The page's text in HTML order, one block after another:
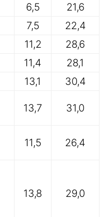
6,5
21,6
7,5
22,4
11,2
28,6
11,4
28,1
13,1
30,4
13,7 31,0
11,5 26,4
13,8 29,0